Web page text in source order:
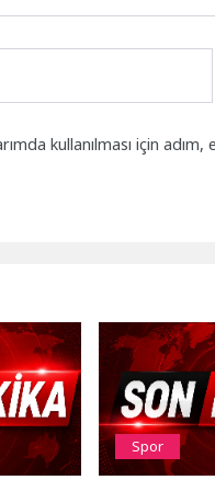
kullanılması için
Spor